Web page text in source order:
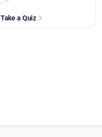
Take a Quiz